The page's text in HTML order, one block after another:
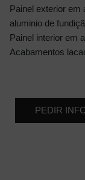
Painel exterior em
aluminio de
Painel interior em
Acabamentos
PEDIR